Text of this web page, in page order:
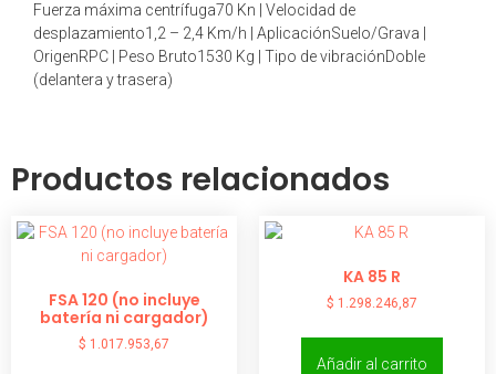
Fuerza máxima centrífuga70 Kn | Velocidad de
desplazamiento1,2 – 2,4 Km/h | AplicaciónSuelo/Grava |
OrigenRPC | Peso Bruto1530 Kg | Tipo de vibraciónDoble
(delantera y trasera)
Productos relacionados
FSA 120 (no incluye
batería ni cargador)
$ 1.017.953,67
KA 85 R
$ 1.298.246,87
Añadir al carrito